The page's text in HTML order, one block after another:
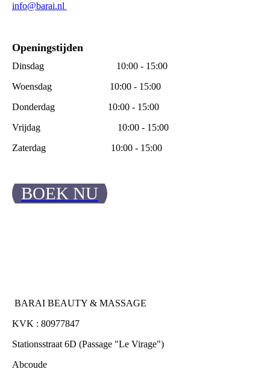
info@barai.nl
Openingstijden
Dinsdag 10:00 - 15:00
Woensdag 10:00 - 15:00
Donderdag 10:00 - 15:00
Vrijdag 10:00 - 15:00
Zaterdag 10:00 - 15:00
BOEK NU
BARAI BEAUTY & MASSAGE
KVK : 80977847
Stationsstraat 6D (Passage "Le Virage")
Abcoude